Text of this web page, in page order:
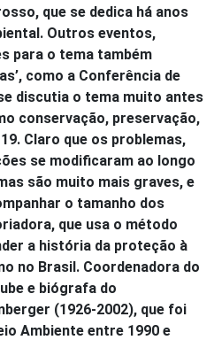
que se dedica há anos
Outros eventos,
para o tema também
como a Conferência de
discutia o tema muito antes
conservação, preservação,
Claro que os problemas,
se modificaram ao longo
são muito mais graves, e
o tamanho dos
que usa o método
a história da proteção à
no Brasil. Coordenadora do
e biógrafa do
(1926-2002), que foi
Ambiente entre 1990 e